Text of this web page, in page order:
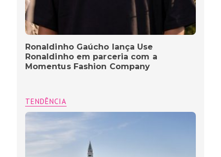
Ronaldinho Gaúcho lança Use
Ronaldinho em parceria com a
Momentus Fashion Company
TENDÊNCIA